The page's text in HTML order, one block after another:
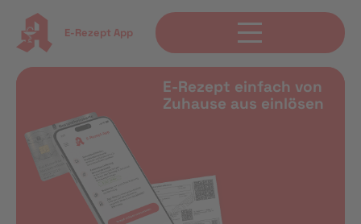
E-Rezept App
E-Rezept einfach von
Zuhause aus einlösen